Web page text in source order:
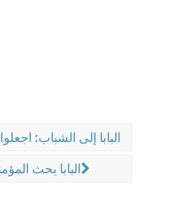
البابا إلى الشباب:
البابا يحث